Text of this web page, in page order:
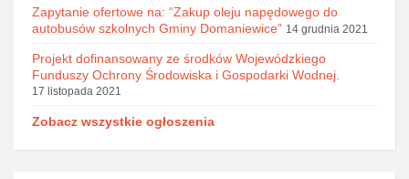
Zapytanie ofertowe na: “Zakup oleju napędowego do
autobusów szkolnych Gminy Domaniewice” 14 grudnia 2021
Projekt dofinansowany ze środków Wojewódzkiego
Funduszy Ochrony Środowiska i Gospodarki Wodnej.
17 listopada 2021
Zobacz wszystkie ogłoszenia